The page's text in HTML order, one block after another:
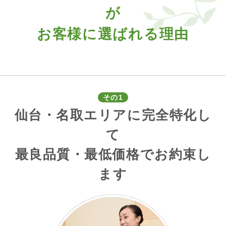
が
お客様に選ばれる理由
その1
仙台・名取エリアに完全特化し
て
最良品質・最低価格でお約束し
ます